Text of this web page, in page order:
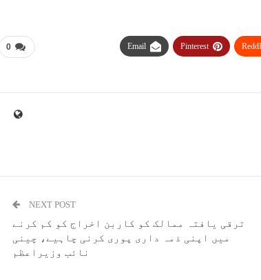
0 Pinterest
Email
NEXT POST
ترقی یافتہ ممالک کو کاربن اخراج کو کم کرنے
میں اپنی ذمہ داری پوری کرنی چاہیے، چینی
نائب وزیراعظم